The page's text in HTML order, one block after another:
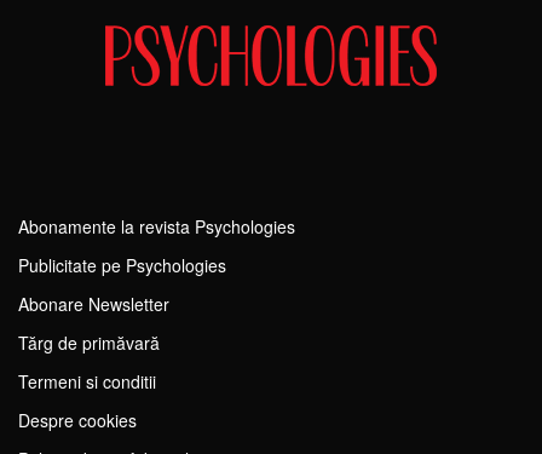
Abonamente la revista Psychologies
Publicitate pe Psychologies
Abonare Newsletter
Tărg de primăvară
Termeni si conditii
Despre cookies